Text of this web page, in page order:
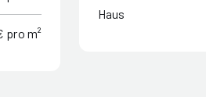
pro m²
Haus